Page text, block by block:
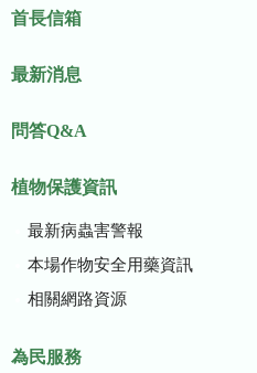
首長信箱
最新消息
問答Q&A
植物保護資訊
最新病蟲害警報
本場作物安全用藥資訊
相關網路資源
為民服務